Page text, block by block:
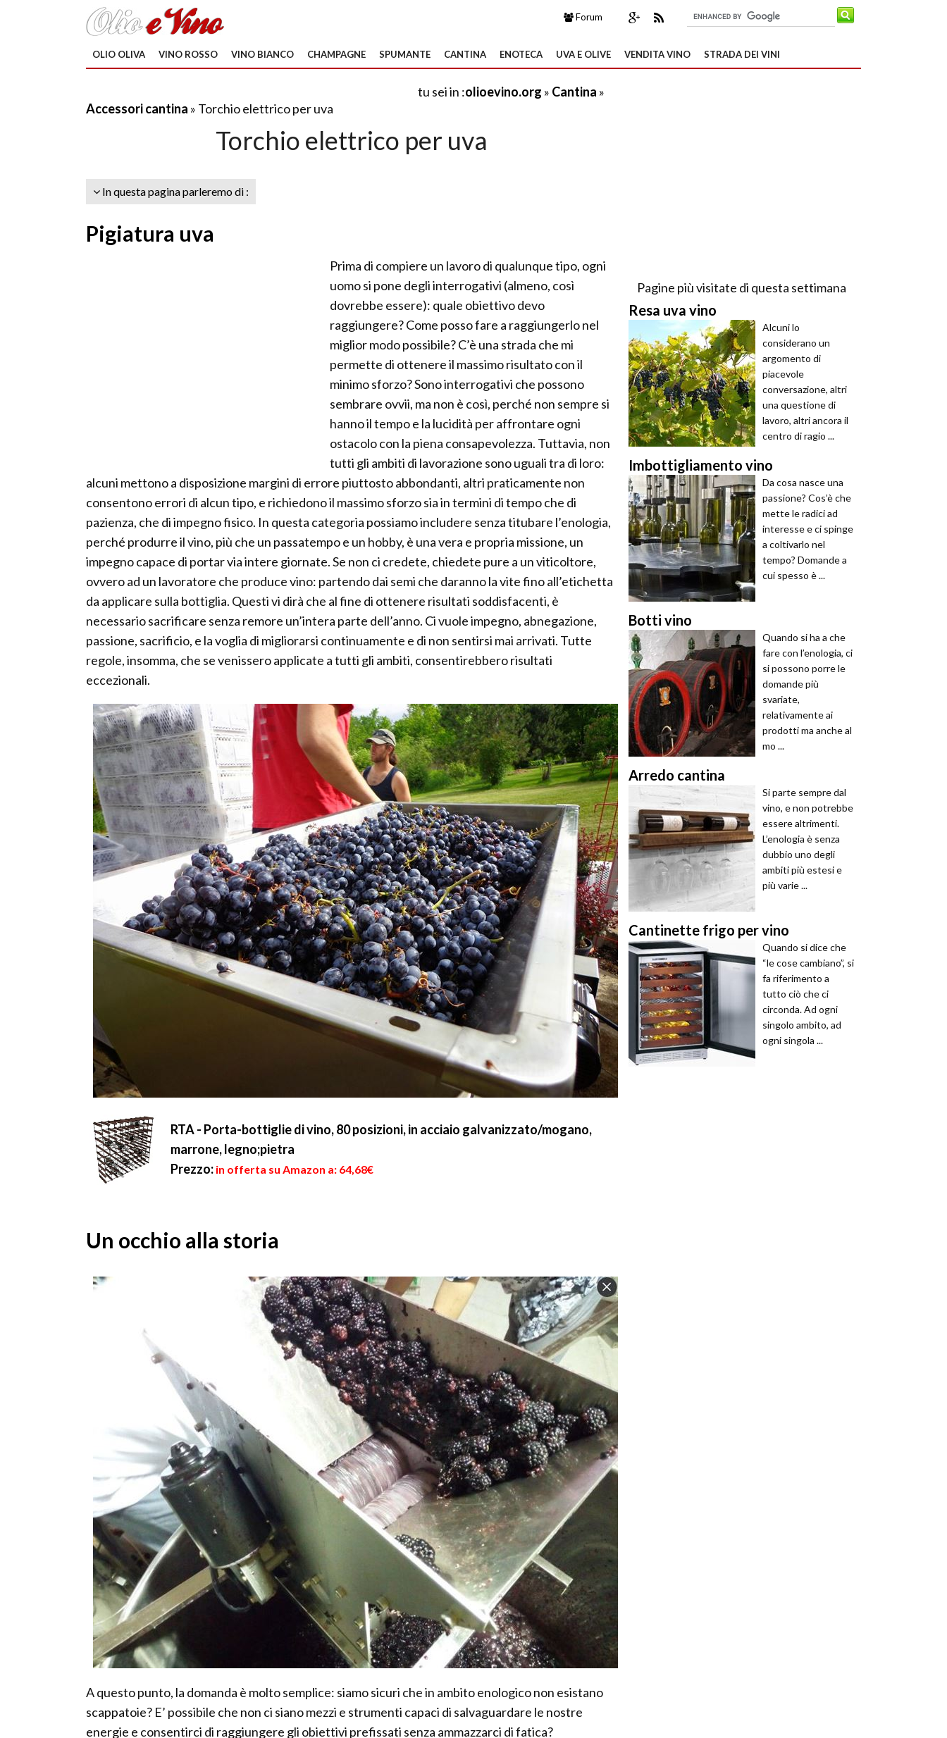
Forum
OLIO OLIVA VINO ROSSO VINO BIANCO CHAMPAGNE SPUMANTE CANTINA ENOTECA UVA E OLIVE VENDITA VINO STRADA DEI VINI
tu sei in :olioevino.org » Cantina »
Accessori cantina » Torchio elettrico per uva
Torchio elettrico per uva
In questa pagina parleremo di :
Pigiatura uva
Prima di compiere un lavoro di qualunque tipo, ogni
uomo si pone degli interrogativi (almeno, così
dovrebbe essere): quale obiettivo devo
raggiungere? Come posso fare a raggiungerlo nel
miglior modo possibile? C’è una strada che mi
permette di ottenere il massimo risultato con il
minimo sforzo? Sono interrogativi che possono
sembrare ovvii, ma non è così, perché non sempre si
hanno il tempo e la lucidità per affrontare ogni
ostacolo con la piena consapevolezza. Tuttavia, non
tutti gli ambiti di lavorazione sono uguali tra di loro:
alcuni mettono a disposizione margini di errore piuttosto abbondanti, altri praticamente non
consentono errori di alcun tipo, e richiedono il massimo sforzo sia in termini di tempo che di
pazienza, che di impegno fisico. In questa categoria possiamo includere senza titubare l’enologia,
perché produrre il vino, più che un passatempo e un hobby, è una vera e propria missione, un
impegno capace di portar via intere giornate. Se non ci credete, chiedete pure a un viticoltore,
ovvero ad un lavoratore che produce vino: partendo dai semi che daranno la vite fino all’etichetta
da applicare sulla bottiglia. Questi vi dirà che al fine di ottenere risultati soddisfacenti, è
necessario sacrificare senza remore un’intera parte dell’anno. Ci vuole impegno, abnegazione,
passione, sacrificio, e la voglia di migliorarsi continuamente e di non sentirsi mai arrivati. Tutte
regole, insomma, che se venissero applicate a tutti gli ambiti, consentirebbero risultati
eccezionali.
RTA - Porta-bottiglie di vino, 80 posizioni, in acciaio galvanizzato/mogano,
marrone, legno;pietra
Prezzo: in offerta su Amazon a: 64,68€
Un occhio alla storia
A questo punto, la domanda è molto semplice: siamo sicuri che in ambito enologico non esistano
scappatoie? E’ possibile che non ci siano mezzi e strumenti capaci di salvaguardare le nostre
energie e consentirci di raggiungere gli obiettivi prefissati senza ammazzarci di fatica?
Pagine più visitate di questa settimana
Resa uva vino
Alcuni lo
considerano un
argomento di
piacevole
conversazione, altri
una questione di
lavoro, altri ancora il
centro di ragio ...
Imbottigliamento vino
Da cosa nasce una
passione? Cos’è che
mette le radici ad
interesse e ci spinge
a coltivarlo nel
tempo? Domande a
cui spesso è ...
Botti vino
Quando si ha a che
fare con l’enologia, ci
si possono porre le
domande più
svariate,
relativamente ai
prodotti ma anche al
mo ...
Arredo cantina
Si parte sempre dal
vino, e non potrebbe
essere altrimenti.
L’enologia è senza
dubbio uno degli
ambiti più estesi e
più varie ...
Cantinette frigo per vino
Quando si dice che
“le cose cambiano”, si
fa riferimento a
tutto ciò che ci
circonda. Ad ogni
singolo ambito, ad
ogni singola ...